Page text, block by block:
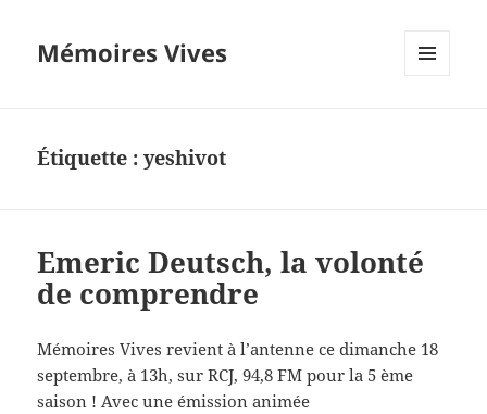
Mémoires Vives
Étiquette :yeshivot
Emeric Deutsch, la volonté
de comprendre
Mémoires Vives revient à l’antenne ce dimanche 18
septembre, à 13h, sur RCJ, 94,8 FM pour la 5 ème
saison ! Avec une émission animée